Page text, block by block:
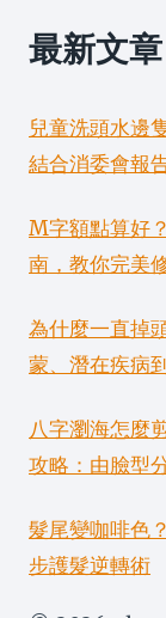
最新文章
兒童洗頭水邊
結合消委會報
M字額點算好
南，教你完美
為什麼一直掉
蒙、潛在疾病
八字瀏海怎麼
攻略：由臉型
髮尾變咖啡色
步護髮逆轉術